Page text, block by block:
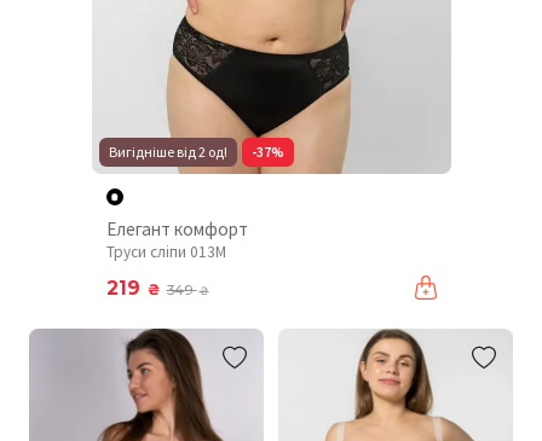
Вигідніше від 2 од! -37%
Елегант комфорт
Труси сліпи 013M
219 ₴ 349₴